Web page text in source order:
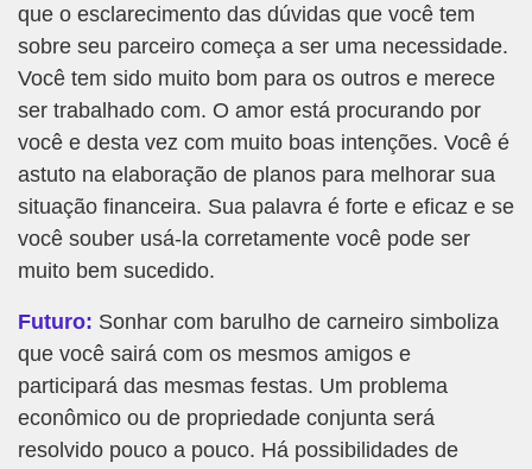
que o esclarecimento das dúvidas que você tem
sobre seu parceiro começa a ser uma necessidade.
Você tem sido muito bom para os outros e merece
ser trabalhado com. O amor está procurando por
você e desta vez com muito boas intenções. Você é
astuto na elaboração de planos para melhorar sua
situação financeira. Sua palavra é forte e eficaz e se
você souber usá-la corretamente você pode ser
muito bem sucedido.
Futuro: Sonhar com barulho de carneiro simboliza
que você sairá com os mesmos amigos e
participará das mesmas festas. Um problema
econômico ou de propriedade conjunta será
resolvido pouco a pouco. Há possibilidades de